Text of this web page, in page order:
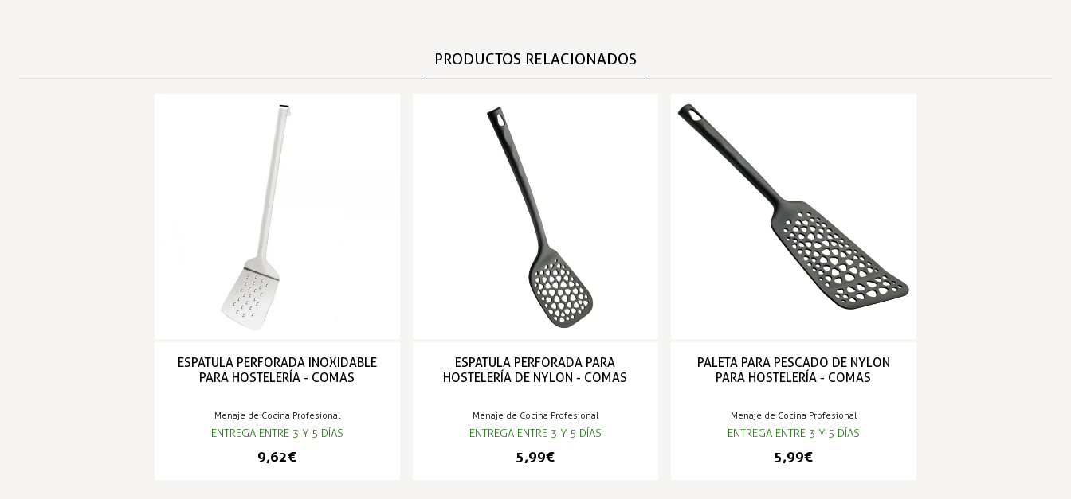
PRODUCTOS RELACIONADOS
ESPATULA PERFORADA INOXIDABLE
PARA HOSTELERÍA - COMAS
Menaje de Cocina Profesional
ENTREGA ENTRE 3 Y 5 DÍAS
9,62 €
ESPATULA PERFORADA PARA
HOSTELERÍA DE NYLON - COMAS
Menaje de Cocina Profesional
ENTREGA ENTRE 3 Y 5 DÍAS
5,99 €
PALETA PARA PESCADO DE NYLON
PARA HOSTELERÍA - COMAS
Menaje de Cocina Profesional
ENTREGA ENTRE 3 Y 5 DÍAS
5,99 €